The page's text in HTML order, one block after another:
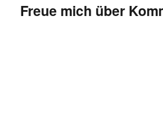
Freue mich über